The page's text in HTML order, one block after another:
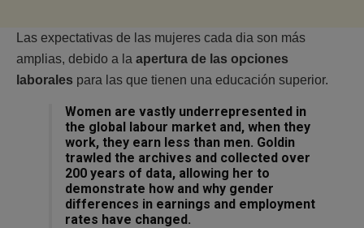
Las expectativas de las mujeres cada dia son más
amplias, debido a la apertura de las opciones
laborales para las que tienen una educación superior.
Women are vastly underrepresented in
the global labour market and, when they
work, they earn less than men. Goldin
trawled the archives and collected over
200 years of data, allowing her to
demonstrate how and why gender
differences in earnings and employment
rates have changed.